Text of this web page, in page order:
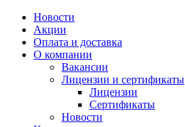
Новости
Акции
Оплата и доставка
О компании
Вакансии
Лицензии и сертификаты
Лицензии
Сертификаты
Новости